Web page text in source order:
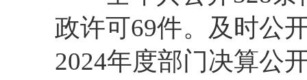
政许可69件。及时公
2024年度部门决算公